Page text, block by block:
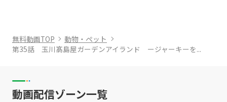
無料動画TOP
動物・ペット
第35話 玉川髙島屋ガーデンアイランド ージャーキーを...
動画配信ゾーン一覧